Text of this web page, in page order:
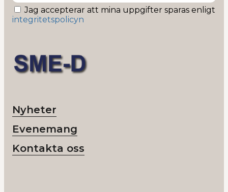
Jag accepterar att mina uppgifter sparas enligt
integritetspolicyn
Nyheter
Evenemang
Kontakta oss